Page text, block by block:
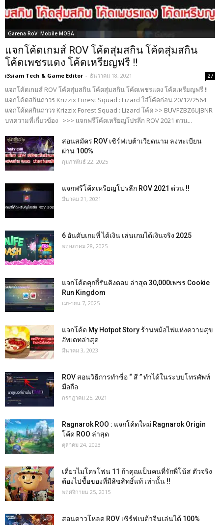
Garena RoV: Mobile MOBA
แจกโค้ดเกมส์ ROV โค้ดสุ่มสกิน โค้ดสุ่มสกิน
โค้ดเพชรแดง โค้ดเหรียญฟรี !!
i3siam Tech & Game Editor - ธันวาคม 18, 2021 27
แจกโค้ดเกมส์ ROV โค้ดสุ่มสกิน โค้ดสุ่มสกิน โค้ดเพชรแดง โค้ดเหรียญฟรี !!
แจกโค้ดสกินถาวร Krizzix Forest Squad : Lizard ใส่โค้ดก่อน 20/12/2564
แจกโค้ดสกินถาวร Krizzix Forest Squad : Lizard โค้ด >> BUVFZBZ6UJBNR
บทความที่เกี่ยวข้อง >>> แจกฟรีโค้ดเหรียญโปรลีก ROV 2021 ด่วน...
สอนสมัคร ROV เซิร์ฟเบต้าเวียดนาม ลงทะเบียน
ผ่าน 100%
กุมภาพันธ์ 22, 2025
แจกฟรีโค้ดเหรียญโปรลีก ROV 2021 ด่วน !!
มีนาคม 21, 2021
6 อันดับเกมที่ ได้เงิน เล่นเกมได้เงินจริง 2025
พฤษภาคม 28, 2025
แจกโค้ดคุกกี้รันคิงดอม ล่าสุด 30,000เพชร Cookie
Run Kingdom
เมษายน 7, 2025
แจกโค้ด My Hotpot Story ร้านหม้อไฟแห่งความสุข
อัพเดทล่าสุด
มีนาคม 3, 2023
ROV สอนวิธีการทำชื่อ “ สี ” ทำได้ในระบบโทรศัพท์
มือถือ
กรกฎาคม 25, 2021
Ragnarok ROO : แจกโค้ดใหม่ Ragnarok Origin
โค้ด ROO ล่าสุด
ตุลาคม 24, 2023
เดี่ยวไมโครโฟน 11 ถ้าคุณเป็นคนที่รักพี่โน้ส ตัวจริง
ต้องไปชื้อของที่มีลิขสิทธิ์แท้ เท่านั้น !!
พฤศจิกายน 25, 2015
สอนดาวโหลด ROV เซิร์ฟเบต้าจีนเล่นได้ 100%